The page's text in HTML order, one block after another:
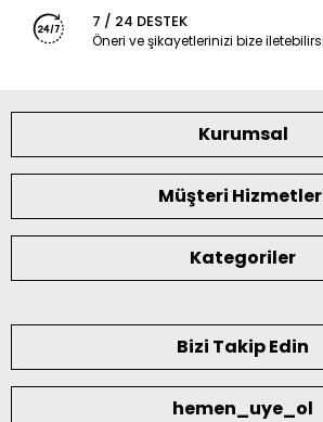
7 / 24 DESTEK
Öneri ve şikayetlerinizi bize
Kurumsal
Müşteri
Kategoriler
Bizi Takip Edin
hemen_uye_ol